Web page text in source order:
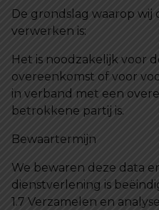
De grondslag waarop wij
verwerken is:
Het is noodzakelijk voor
overeenkomst of voor
in verband met een
betrokkene partij is.
Bewaartermijn
We bewaren deze data
dienstverlening is
1.7 Verzamelen en